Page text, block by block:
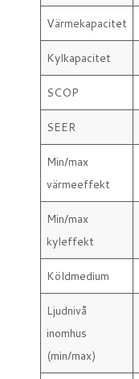
Värmekapacitet
Kylkapacitet
SCOP
SEER
Min/max
värmeeffekt
Min/max
kyleffekt
Köldmedium
Ljudnivå
inomhus
(min/max)